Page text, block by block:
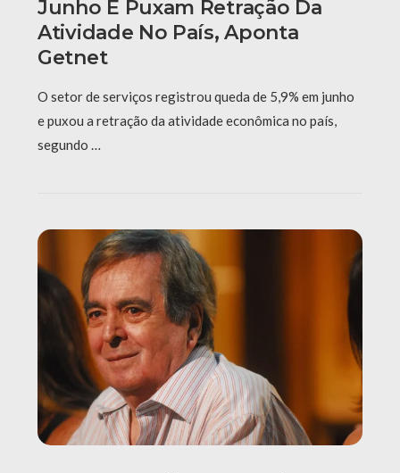
Junho E Puxam Retração Da
Atividade No País, Aponta
Getnet
O setor de serviços registrou queda de 5,9% em junho
e puxou a retração da atividade econômica no país,
segundo …